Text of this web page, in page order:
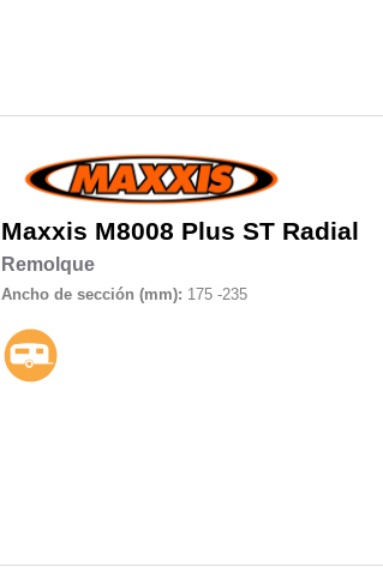
Maxxis M8008 Plus ST Radial
Remolque
Ancho de sección (mm): 175 -235